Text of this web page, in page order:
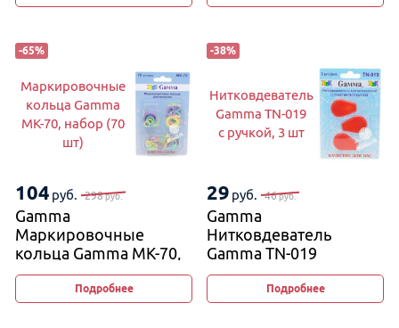
-65%
Маркировочные
кольца Gamma
MK-70, набор (70
шт)
104 руб. 298руб.
Gamma
Маркировочные
кольца Gamma MK-70,
набор (70 шт)
Подробнее
-38%
Нитковдеватель
Gamma TN-019
с ручкой, 3 шт
29 руб. 46руб.
Gamma
Нитковдеватель
Gamma TN-019
с ручкой, 3 шт
Подробнее